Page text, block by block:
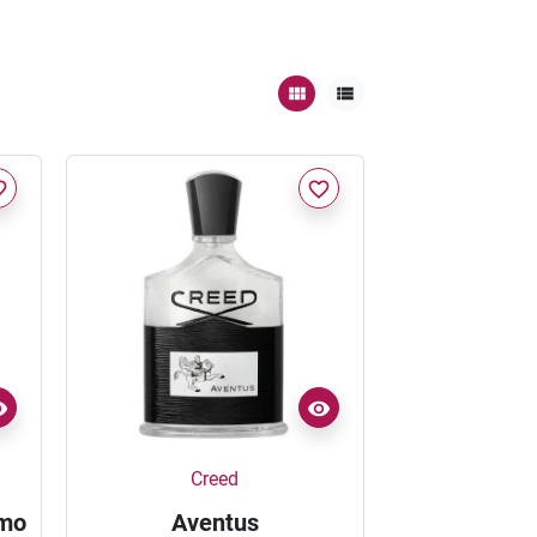
favorite_border
Creed
Aventus